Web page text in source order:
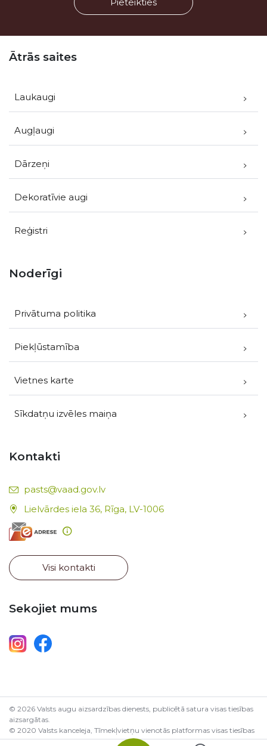
Ātrās saites
Laukaugi
Augļaugi
Dārzeņi
Dekoratīvie augi
Reģistri
Noderīgi
Privātuma politika
Piekļūstamība
Vietnes karte
Sīkdatņu izvēles maiņa
Kontakti
E-pasts:
pasts@vaad.gov.lv
Lielvārdes iela 36, Rīga, LV-1006
Visi kontakti
Sekojiet mums
© 2026 Valsts augu aizsardzības dienests, publicētā satura visas tiesības
aizsargātas.
© 2020 Valsts kanceleja, Tīmekļvietņu vienotās platformas visas tiesības
aizsargātas.